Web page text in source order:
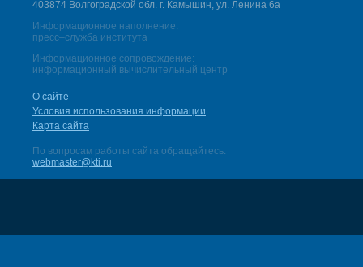
403874 Волгоградской обл. г. Камышин, ул. Ленина 6а
Информационное наполнение:
пресс–служба института
Информационное сопровождение:
информационный вычислительный центр
О сайте
Условия использования информации
Карта сайта
По вопросам работы сайта обращайтесь:
webmaster@kti.ru